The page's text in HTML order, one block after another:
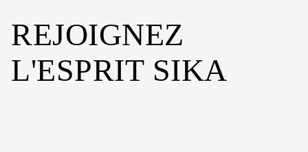
REJOIGNEZ
L'ESPRIT SIKA